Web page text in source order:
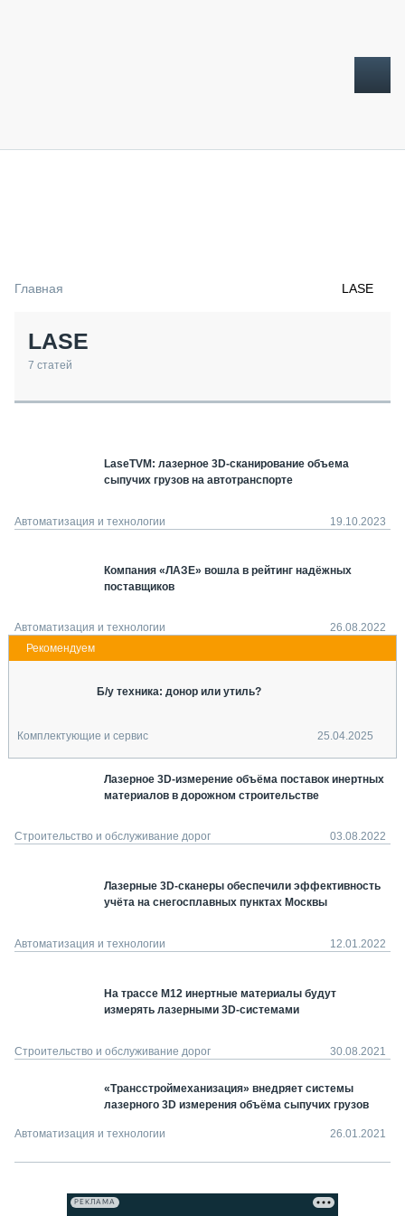
ТЕХНИКА КРУПНЫМ ПЛАНОМ
МЕРОПРИЯТИЯ
О ПРОЕКТЕ
Главная LASE
LASE
7 статей
LaseTVM: лазерное 3D-сканирование объема
сыпучих грузов на автотранспорте
Автоматизация и технологии 19.10.2023
Компания «ЛАЗЕ» вошла в рейтинг надёжных
поставщиков
Автоматизация и технологии 26.08.2022
Б/у техника: донор или утиль?
Комплектующие и сервис 25.04.2025
Лазерное 3D-измерение объёма поставок инертных
материалов в дорожном строительстве
Строительство и обслуживание дорог 03.08.2022
Лазерные 3D-сканеры обеспечили эффективность
учёта на снегосплавных пунктах Москвы
Автоматизация и технологии 12.01.2022
На трассе М12 инертные материалы будут
измерять лазерными 3D-системами
Строительство и обслуживание дорог 30.08.2021
«Трансстроймеханизация» внедряет системы
лазерного 3D измерения объёма сыпучих грузов
Автоматизация и технологии 26.01.2021
РЕКЛАМА